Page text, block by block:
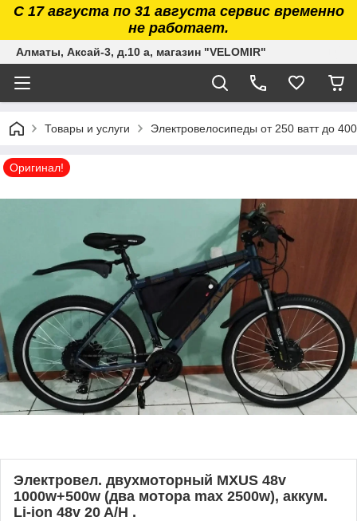
С 17 августа по 31 августа сервис временно
не работает.
Алматы, Аксай-3, д.10 а, магазин "VELOMIR"
Товары и услуги Электровелосипеды от 250 ватт до
Оригинал!
Электровел. двухмоторный MXUS 48v
1000w+500w (два мотора max 2500w), аккум.
Li-ion 48v 20 A/H .